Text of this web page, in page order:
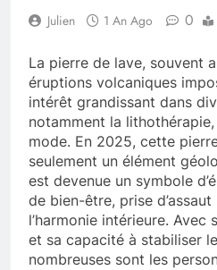
Julien 1 An Ago 0
La pierre de lave, souvent
éruptions volcaniques
intérêt grandissant dans
notamment la
mode. En 2025, cette
seulement un élément
est devenue un symbole
de bien-être, prise
l’harmonie intérieure. Avec
et sa capacité à stabiliser
nombreuses sont les